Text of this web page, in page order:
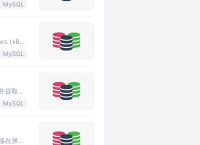
MySQL
(x86,
MySQL
提取满
MySQL
在屏幕